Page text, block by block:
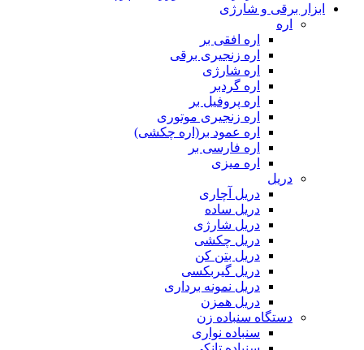
ابزار برقی و شارژی
اره
اره افقی بر
اره زنجیری برقی
اره شارژی
اره گردبر
اره پروفیل بر
اره زنجیری موتوری
اره عمود بر(اره چکشی)
اره فارسی بر
اره میزی
دریل
دریل آچاری
دریل ساده
دریل شارژی
دریل چکشی
دریل بتن کن
دریل گیربکسی
دریل نمونه برداری
دریل همزن
دستگاه سنباده زن
سنباده نواری